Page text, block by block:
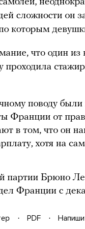
сложности он
которым
что один из
проходила
поводу
Франции от
в том, что он
хотя на
партии Брюно
Франции с
PDF